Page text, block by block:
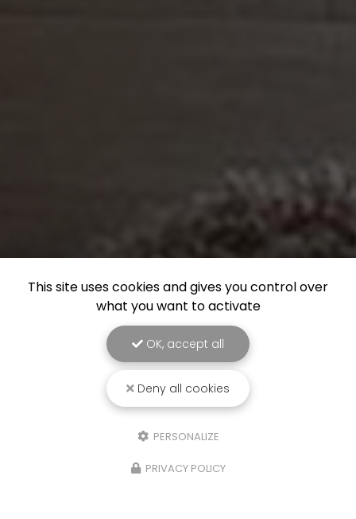
This site uses cookies and gives you control over
what you want to activate
OK, accept all
Deny all cookies
PERSONALIZE
PRIVACY POLICY